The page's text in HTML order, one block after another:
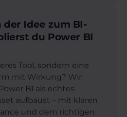
der Idee zum BI-
du Power BI
Tool, sondern eine
mit Wirkung? Wir
BI als echtes
aufbaust – mit klaren
und dem richtigen